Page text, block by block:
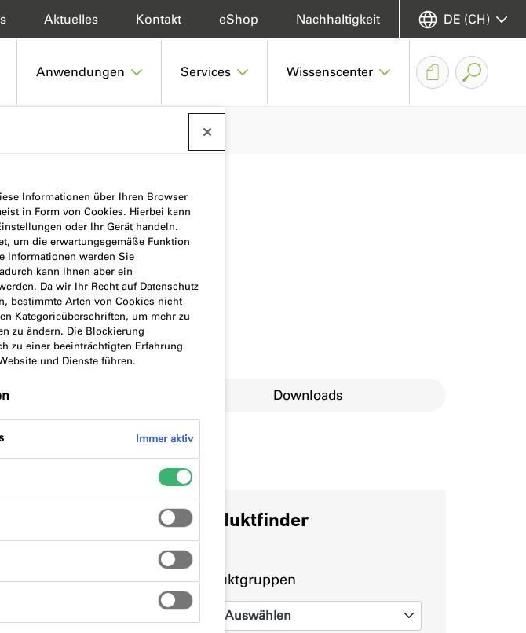
Anwendungen Services Wissenscenter
Aktuelles Kontakt eShop Nachhaltigkeit DE (CH)
Downloads
Produktfinder
Produktgruppen
Auswählen
für den
Aspekten
ab,
Informationen über Ihren Browser
in Form von Cookies. Hierbei kann
oder Ihr Gerät handeln.
um die erwartungsgemäße Funktion
Informationen werden Sie
kann Ihnen aber ein
Da wir Ihr Recht auf Datenschutz
bestimmte Arten von Cookies nicht
Kategorieüberschriften, um mehr zu
zu ändern. Die Blockierung
zu einer beeinträchtigten Erfahrung
und Dienste führen.
Immer aktiv